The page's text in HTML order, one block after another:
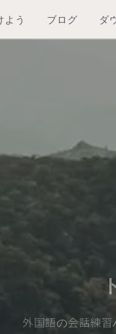
う ブログ ダ
外国語の会話練